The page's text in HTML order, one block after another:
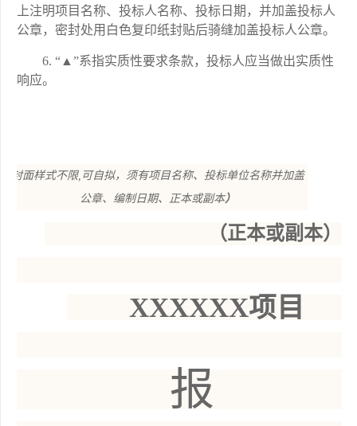
上注明项目名称、投标人名称、投标日期，并加盖投标人
公章，密封处用白色复印纸封贴后骑缝加盖投标人公章。
6. “▲”系指实质性要求条款，投标人应当做出实质性
响应。
封面样式不限,可自拟，须有项目名称、投标单位名称并加盖
公章、编制日期、正本或副本）
（正本或副本）
XXXXXX项目
报